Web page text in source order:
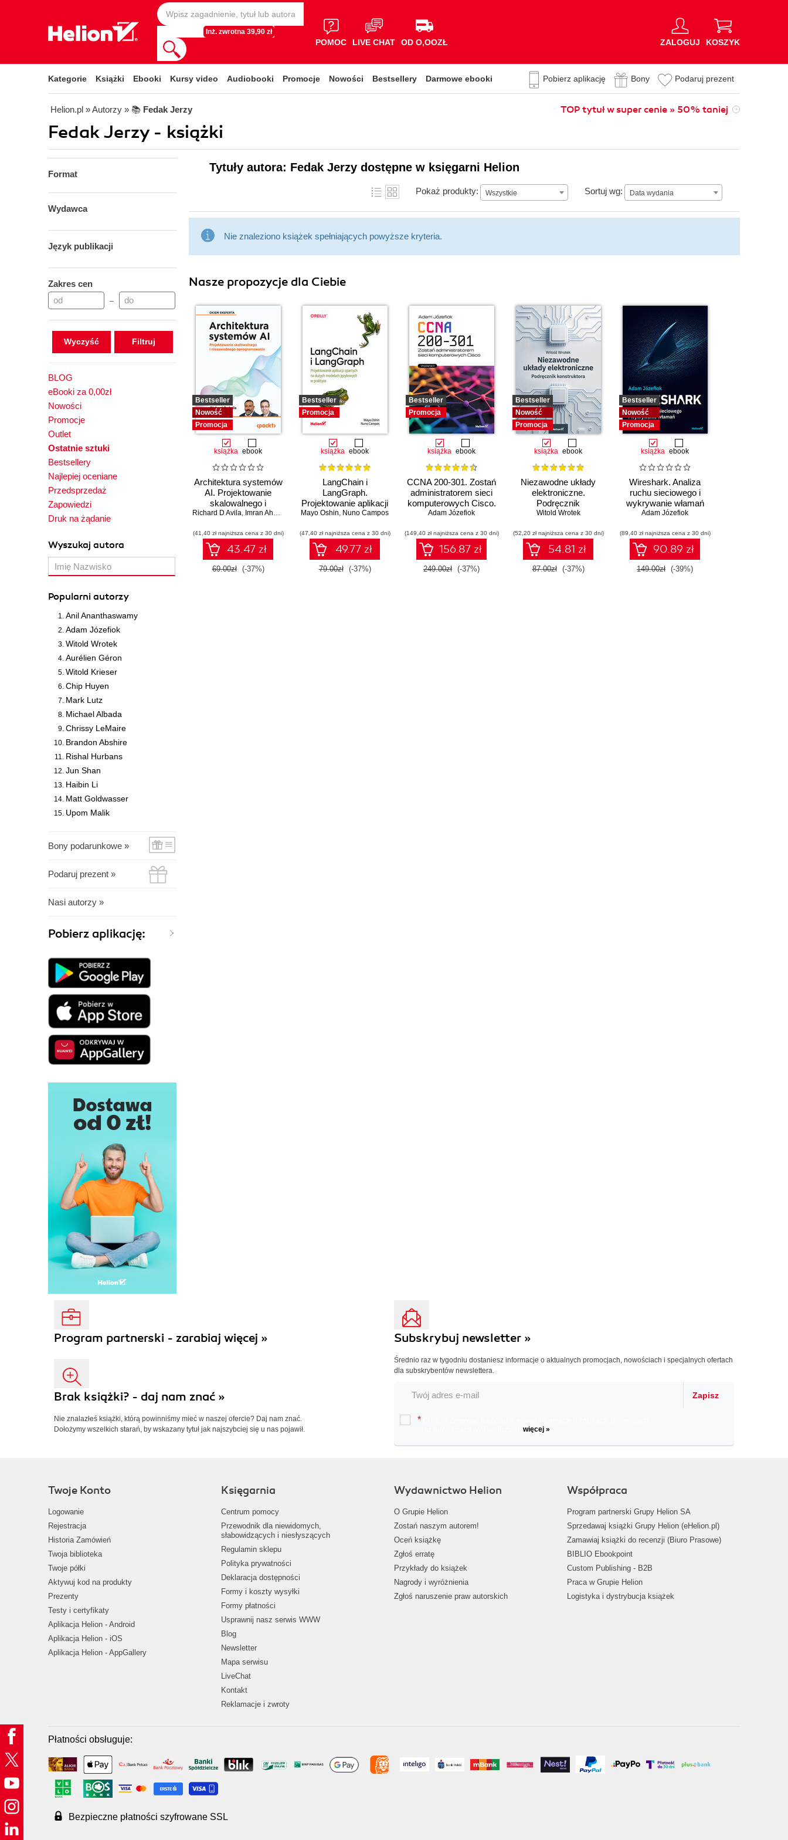
Inż. zwrotna 39,90 zł
POMOC LIVE CHAT OD O,OOZŁ ZALOGUJ KOSZYK
Kategorie Książki Ebooki Kursy video Audiobooki Promocje Nowości Bestsellery Darmowe ebooki Pobierz aplikację Bony Podaruj prezent
Helion.pl » Autorzy » 📚 Fedak Jerzy TOP tytuł w super cenie » 50% taniej
Fedak Jerzy - książki
Format
Wydawca
Język publikacji
Zakres cen
–
Wyczyść
BLOG
eBooki za 0,00zł
Nowości
Promocje
Outlet
Ostatnie sztuki
Bestsellery
Najlepiej oceniane
Przedsprzedaż
Zapowiedzi
Druk na żądanie
Wyszukaj autora
Popularni autorzy
Anil Ananthaswamy
Adam Józefiok
Witold Wrotek
Aurélien Géron
Witold Krieser
Chip Huyen
Mark Lutz
Michael Albada
Chrissy LeMaire
Brandon Abshire
Rishal Hurbans
Jun Shan
Haibin Li
Matt Goldwasser
Upom Malik
Bony podarunkowe »
Podaruj prezent »
Nasi autorzy »
Pobierz aplikację:
Tytuły autora: Fedak Jerzy dostępne w księgarni Helion
Pokaż produkty: Wszystkie Sortuj wg: Data wydania
Data wydania
Nie znaleziono książek spełniających powyższe kryteria.
Nasze propozycje dla Ciebie
Bestseller
Nowość
Promocja
książka ebook
Architektura systemów
AI. Projektowanie
skalowalnego i
niezawodnego
Richard D Avila, Imran Ahmad
(41,40 zł najniższa cena z 30 dni)
43.47 zł
69.00zł (-37%)
Bestseller
Promocja
książka ebook
LangChain i
LangGraph.
Projektowanie aplikacji
opartych na dużych
w praktyce
Mayo Oshin, Nuno Campos
(47,40 zł najniższa cena z 30 dni)
49.77 zł
79.00zł (-37%)
Bestseller
Promocja
książka ebook
CCNA 200-301. Zostań
administratorem sieci
komputerowych Cisco.
Wydanie II
Adam Józefiok
(149,40 zł najniższa cena z 30 dni)
156.87 zł
249.00zł (-37%)
Bestseller
Nowość
Promocja
książka ebook
Niezawodne układy
elektroniczne.
Podręcznik
konstruktora
Witold Wrotek
(52,20 zł najniższa cena z 30 dni)
54.81 zł
87.00zł (-37%)
Bestseller
Nowość
Promocja
książka ebook
Wireshark. Analiza
ruchu sieciowego i
wykrywanie włamań
Adam Józefiok
(89,40 zł najniższa cena z 30 dni)
90.89 zł
149.00zł (-39%)
Program partnerski - zarabiaj więcej »
Brak książki? - daj nam znać »
Nie znalazłeś książki, którą powinniśmy mieć w naszej ofercie? Daj nam znać.
Dołożymy wszelkich starań, by wskazany tytuł jak najszybciej się u nas pojawił.
Subskrybuj newsletter »
Średnio raz w tygodniu dostaniesz informacje o aktualnych promocjach, nowościach i specjalnych ofertach
dla subskrybentów newslettera.
Zapisz
*
więcej »
Twoje Konto
Logowanie
Rejestracja
Historia Zamówień
Twoja biblioteka
Twoje półki
Aktywuj kod na produkty
Prezenty
Testy i certyfikaty
Aplikacja Helion - Android
Aplikacja Helion - iOS
Aplikacja Helion - AppGallery
Księgarnia
Centrum pomocy
Przewodnik dla niewidomych,
słabowidzących i niesłyszących
Regulamin sklepu
Polityka prywatności
Deklaracja dostępności
Formy i koszty wysyłki
Formy płatności
Usprawnij nasz serwis WWW
Blog
Newsletter
Mapa serwisu
LiveChat
Kontakt
Reklamacje i zwroty
Wydawnictwo Helion
O Grupie Helion
Zostań naszym autorem!
Oceń książkę
Zgłoś erratę
Przykłady do książek
Nagrody i wyróżnienia
Zgłoś naruszenie praw autorskich
Współpraca
Program partnerski Grupy Helion SA
Sprzedawaj książki Grupy Helion (eHelion.pl)
Zamawiaj książki do recenzji (Biuro Prasowe)
BIBLIO Ebookpoint
Custom Publishing - B2B
Praca w Grupie Helion
Logistyka i dystrybucja książek
Płatności obsługuje:
Bezpieczne płatności szyfrowane SSL